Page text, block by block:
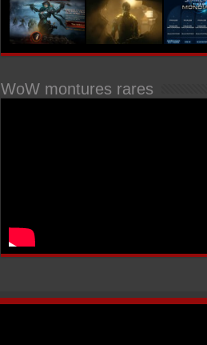
WoW montures rares